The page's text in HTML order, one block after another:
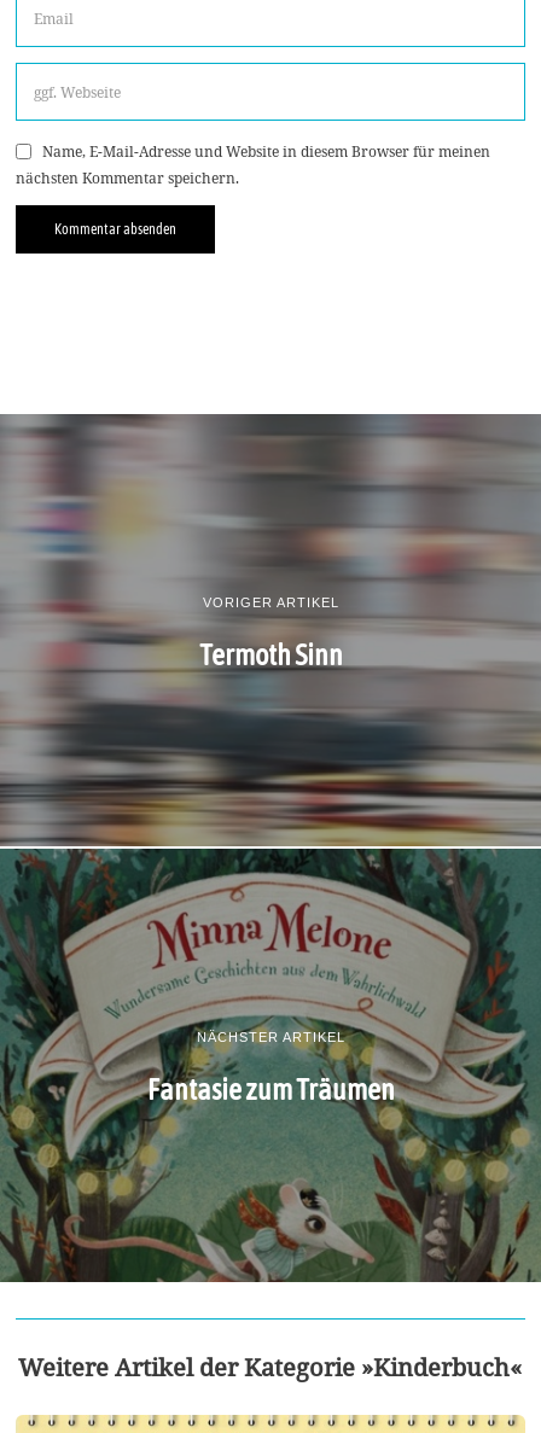
Name, E-Mail-Adresse und Website in diesem Browser für meinen
nächsten Kommentar speichern.
VORIGER ARTIKEL
Termoth Sinn
NÄCHSTER ARTIKEL
Fantasie zum Träumen
Weitere Artikel der Kategorie »Kinderbuch«